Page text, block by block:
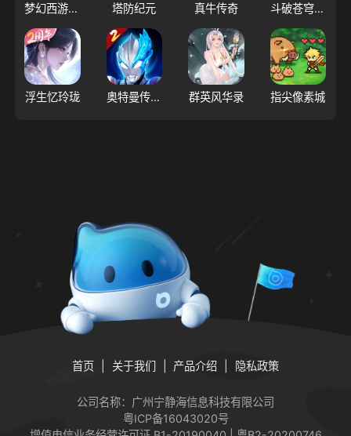
梦幻西游（大陆服） 塔防纪元 真牛传奇 斗破苍穹：三年之约
浮生忆玲珑 奥特曼传奇英雄2 群英风华录 指尖像素城
首页 关于我们 产品介绍 隐私政策
公司名称：广州宁静海信息科技有限公司
粤ICP备16043020号